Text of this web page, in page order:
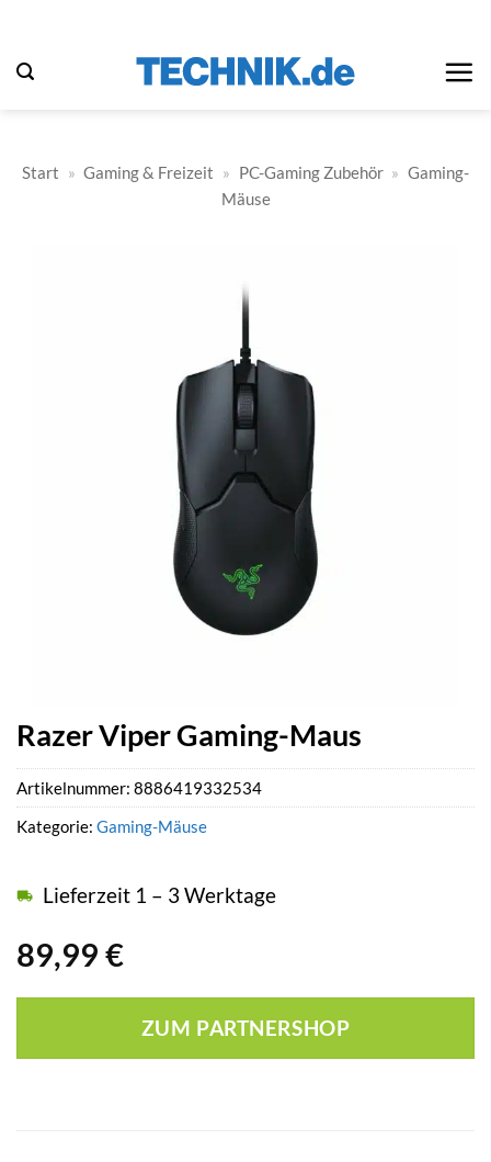
springen
Start » Gaming & Freizeit » PC-Gaming Zubehör » Gaming-
Mäuse
Razer Viper Gaming-Maus
89,99 €
Lieferzeit 1 – 3 Werktage
ZUM PARTNERSHOP
Artikelnummer: 8886419332534
Kategorie: Gaming-Mäuse